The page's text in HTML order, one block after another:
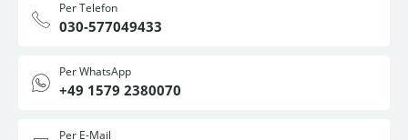
Per Telefon
030-577049433
Per WhatsApp
+49 1579 2380070
Per E-Mail